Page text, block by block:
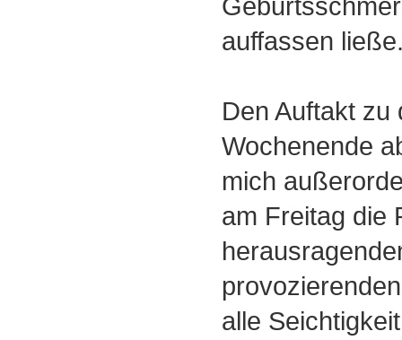
auffassen
Den Auftakt zu
Wochenende
mich
am Freitag die
alle